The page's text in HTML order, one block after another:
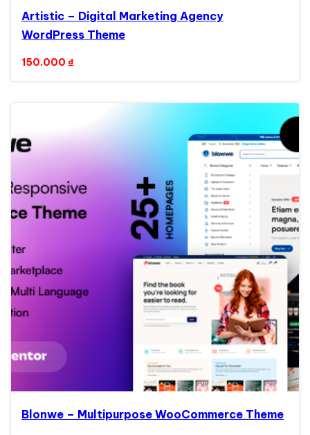
Artistic – Digital Marketing Agency
WordPress Theme
150.000 ₫
Blonwe – Multipurpose WooCommerce Theme